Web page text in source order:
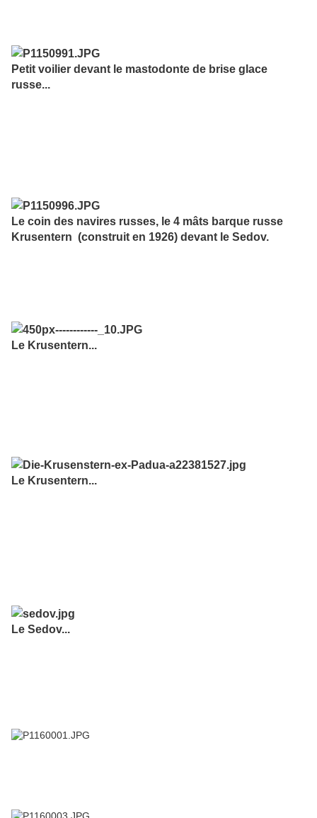
Petit voilier devant le mastodonte de brise glace
russe...
Le coin des navires russes, le 4 mâts barque russe
Krusentern (construit en 1926) devant le Sedov.
Le Krusentern...
Le Krusentern...
Le Sedov...